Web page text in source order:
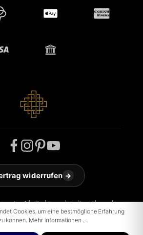
- Alle Rechte vorbehalten. Theme by
ThemeWare®
widerrufen →
Cookies, um eine bestmögliche Erfahrung
können. Mehr Informationen ...